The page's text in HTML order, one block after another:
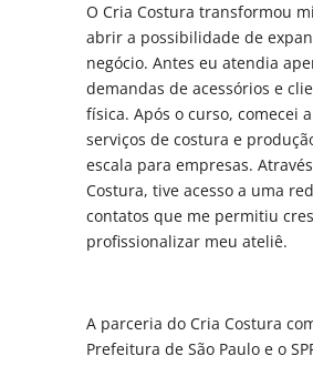
O Cria Costura transformou
abrir a possibilidade de
negócio. Antes eu atendia
demandas de acessórios e
física. Após o curso, comecei
serviços de costura e
escala para empresas.
Costura, tive acesso a uma
contatos que me permitiu
profissionalizar meu ateliê.
A parceria do Cria Costura
Prefeitura de São Paulo e o